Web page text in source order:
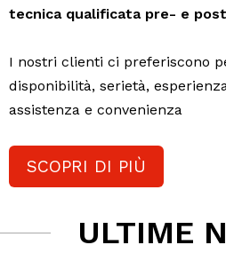
tecnica qualificata pre- e
I nostri clienti ci preferiscono
disponibilità, serietà,
assistenza e convenienza
SCOPRI DI PIÙ
ULTIME